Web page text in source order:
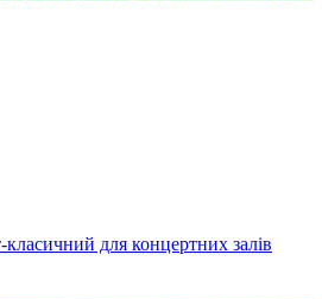
для концертних залів